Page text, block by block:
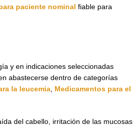
paciente nominal fiable para
y en indicaciones seleccionadas
abastecerse dentro de categorías
la leucemia Medicamentos para el
del cabello, irritación de las mucosas,